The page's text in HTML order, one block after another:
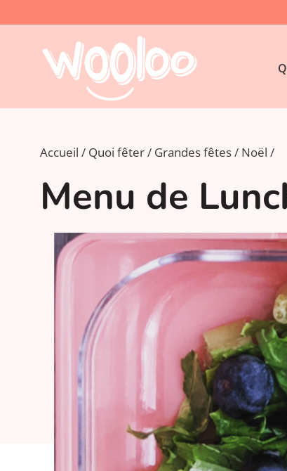
Accueil Quoi fêter Grandes fêtes Noël
Menu de